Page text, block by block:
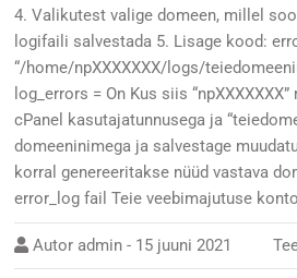
4. Valikutest valige domeen, millel
logifaili salvestada 5. Lisage kood:
“/home/npXXXXXXX/logs/
log_errors = On Kus siis
cPanel kasutajatunnusega ja
domeeninimega ja salvestage
korral genereeritakse nüüd vastava
error_log fail Teie veebimajutuse
Autor admin - 15 juuni 2021